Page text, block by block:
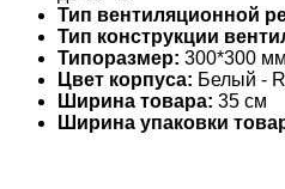
Тип вентиляционной
Тип конструкции
Типоразмер: 300*300 мм
Цвет корпуса: Белый -
Ширина товара: 35 см
Ширина упаковки